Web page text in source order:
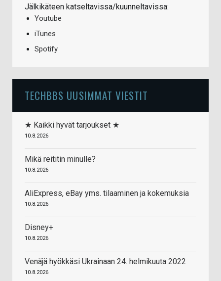
Jälkikäteen katseltavissa/kuunneltavissa:
Youtube
iTunes
Spotify
TECHBBS UUSIMMAT VIESTIT
★ Kaikki hyvät tarjoukset ★
10.8.2026
Mikä reititin minulle?
10.8.2026
AliExpress, eBay yms. tilaaminen ja kokemuksia
10.8.2026
Disney+
10.8.2026
Venäjä hyökkäsi Ukrainaan 24. helmikuuta 2022
10.8.2026